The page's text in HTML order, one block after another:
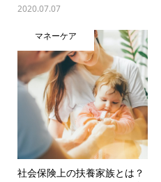
2020.07.07
マネーケア
社会保険上の扶養家族とは？